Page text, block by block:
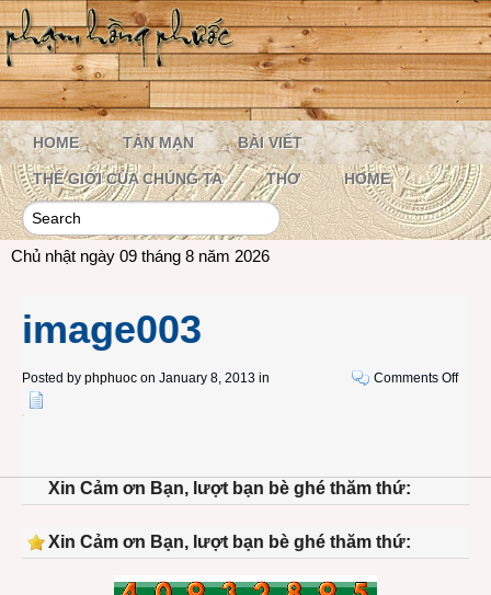
HOME TẢN MẠN BÀI VIẾT
THẾ GIỚI CỦA CHÚNG TA THƠ HOME
Chủ nhật ngày 09 tháng 8 năm 2026
image003
Posted by phphuoc on January 8, 2013 in Comments Offon
Xin Cảm ơn Bạn, lượt bạn bè ghé thăm thứ:
Xin Cảm ơn Bạn, lượt bạn bè ghé thăm thứ: